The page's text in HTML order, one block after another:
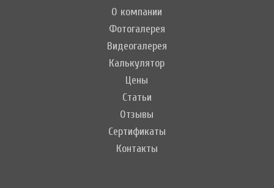
О компании
Фотогалерея
Видеогалерея
Калькулятор
Цены
Статьи
Отзывы
Сертификаты
Контакты